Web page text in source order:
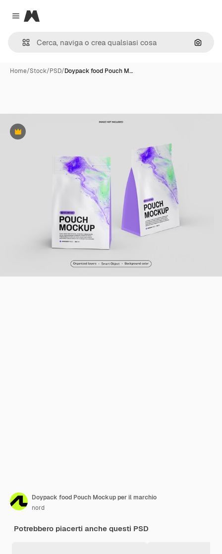
Close menu
Magnific
Cerca
Home/Stock/PSD/Doypack food Pouch M…
Premium
Doypack food Pouch Mockup per il marchio
nord
Potrebbero piacerti anche questi PSD